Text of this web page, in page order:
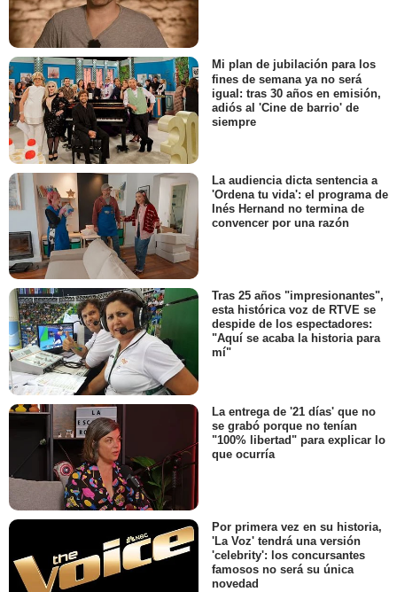
Mi plan de jubilación para los
fines de semana ya no será
igual: tras 30 años en emisión,
adiós al 'Cine de barrio' de
siempre
La audiencia dicta sentencia a
'Ordena tu vida': el programa de
Inés Hernand no termina de
convencer por una razón
Tras 25 años "impresionantes",
esta histórica voz de RTVE se
despide de los espectadores:
"Aquí se acaba la historia para
mí"
La entrega de '21 días' que no
se grabó porque no tenían
"100% libertad" para explicar lo
que ocurría
Por primera vez en su historia,
'La Voz' tendrá una versión
'celebrity': los concursantes
famosos no será su única
novedad